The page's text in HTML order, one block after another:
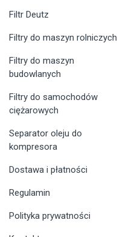
Filtr Deutz
Filtry do maszyn rolniczych
Filtry do maszyn
budowlanych
Filtry do samochodów
ciężarowych
Separator oleju do
kompresora
Dostawa i płatności
Regulamin
Polityka prywatności